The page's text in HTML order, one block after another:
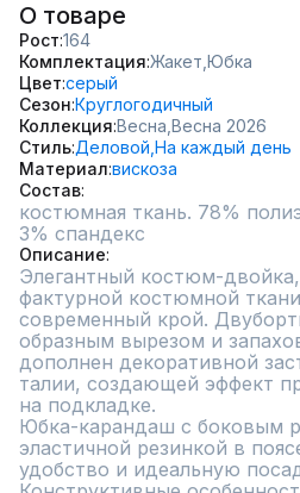
О товаре
Рост 164
Комплектация Жакет, Юбка
Цвет серый
Сезон Круглогодичный
Коллекция Весна, Весна 2026
Стиль Деловой, На каждый день
Материал вискоза
Состав
костюмная ткань. 78%
3% спандекс
Описание
Элегантный костюм-
фактурной костюмной
современный крой.
образным вырезом и
дополнен декоративной
талии, создающей эффект
на подкладке.
Юбка-карандаш с боковым
эластичной резинкой в
удобство и идеальную